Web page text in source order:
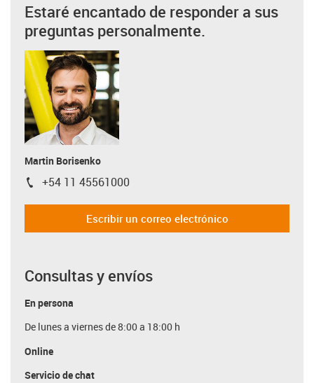
Estaré encantado de responder a sus
preguntas personalmente.
Martin Borisenko
igus-icon-phone
+54 11 45561000
Escribir un correo electrónico
Consultas y envíos
En persona
De lunes a viernes de 8:00 a 18:00 h
Online
Servicio de chat